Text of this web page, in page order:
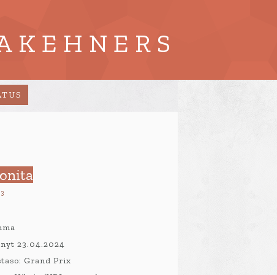
23.04.2024
Grand Prix